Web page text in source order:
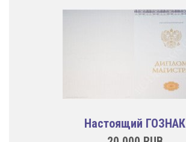
Настоящий ГОЗНАК